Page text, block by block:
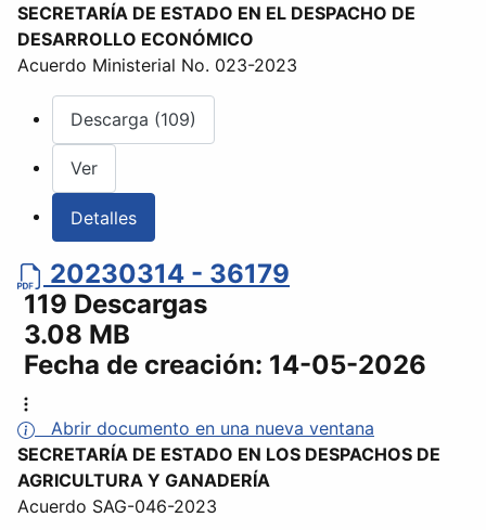
SECRETARÍA DE ESTADO EN EL DESPACHO DE
DESARROLLO ECONÓMICO
Acuerdo Ministerial No. 023-2023
Descarga (109)
Ver
Detalles
20230314 - 36179
119 Descargas
3.08 MB
Fecha de creación: 14-05-2026
Abrir documento en una nueva ventana
SECRETARÍA DE ESTADO EN LOS DESPACHOS DE
AGRICULTURA Y GANADERÍA
Acuerdo SAG-046-2023